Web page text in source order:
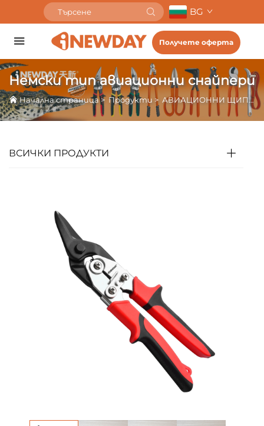
BG
Получете оферта
Немски тип авиационни снайпери
Начална страница> Продукти > АВИАЦИОННИ ЩИПКИ
ВСИЧКИ ПРОДУКТИ